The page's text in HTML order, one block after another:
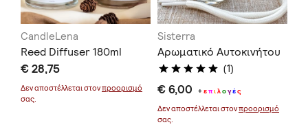
CandleLena
Reed Diffuser 180ml
€ 28,75
Δεν αποστέλλεται στονπροορισμό
σας.
Sisterra
Αρωματικό Αυτοκινήτου
(1)
€ 6,00 +επιλογές
Δεν αποστέλλεται στονπροορισμό
σας.